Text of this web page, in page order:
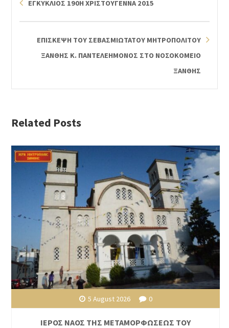
ΕΓΚΥΚΛΙΟΣ 190Η ΧΡΙΣΤΟΥΓΕΝΝΑ 2015
ΕΠΙΣΚΕΨΗ ΤΟΥ ΣΕΒΑΣΜΙΩΤΑΤΟΥ ΜΗΤΡΟΠΟΛΙΤΟΥ
ΞΑΝΘΗΣ Κ. ΠΑΝΤΕΛΕΗΜΟΝΟΣ ΣΤΟ ΝΟΣΟΚΟΜΕΙΟ
ΞΑΝΘΗΣ
Related Posts
5 August 2026 0
ΙΕΡΟΣ ΝΑΟΣ ΤΗΣ ΜΕΤΑΜΟΡΦΩΣΕΩΣ ΤΟΥ